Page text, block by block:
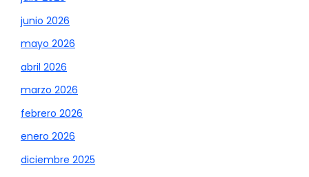
junio 2026
mayo 2026
abril 2026
marzo 2026
febrero 2026
enero 2026
diciembre 2025